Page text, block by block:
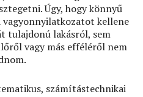
Úgy, hogy könnyű
vagyonnyilatkozatot kellene
tulajdonú lakásról, sem
vagy más efféléről nem
számítástechnikai